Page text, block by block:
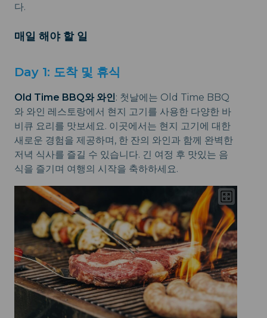
다.
매일 해야 할 일
Day 1: 도착 및 휴식
Old Time BBQ와 와인: 첫날에는 Old Time BBQ
와 와인 레스토랑에서 현지 고기를 사용한 다양한 바
비큐 요리를 맛보세요. 이곳에서는 현지 고기에 대한
새로운 경험을 제공하며, 한 잔의 와인과 함께 완벽한
저녁 식사를 즐길 수 있습니다. 긴 여정 후 맛있는 음
식을 즐기며 여행의 시작을 축하하세요.